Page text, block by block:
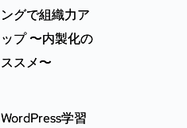
ングで組織力ア
ップ 〜内製化の
ススメ〜
WordPress学習